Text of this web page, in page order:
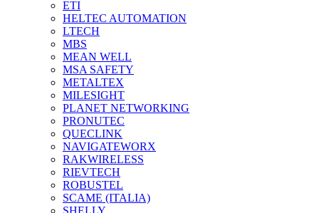
ETI
HELTEC AUTOMATION
LTECH
MBS
MEAN WELL
MSA SAFETY
METALTEX
MILESIGHT
PLANET NETWORKING
PRONUTEC
QUECLINK
NAVIGATEWORX
RAKWIRELESS
RIEVTECH
ROBUSTEL
SCAME (ITALIA)
SHELLY